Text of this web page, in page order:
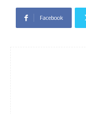
Facebook